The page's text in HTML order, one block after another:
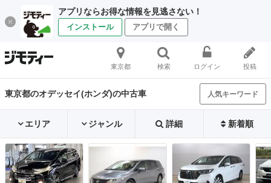
アプリならお得な情報を見逃さない！
インストール アプリで開く
東京都 検索 ログイン 投稿
東京都のオデッセイ(ホンダ)の中古車 人気キーワード
エリア ジャンル 詳細 新着順